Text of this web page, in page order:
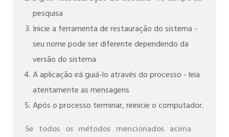
pesquisa
Inicie a ferramenta de restauração do sistema -
seu nome pode ser diferente dependendo da
versão do sistema
A aplicação irá guiá-lo através do processo - leia
atentamente as mensagens
Após o processo terminar, reinicie o computador.
Se todos os métodos mencionados acima